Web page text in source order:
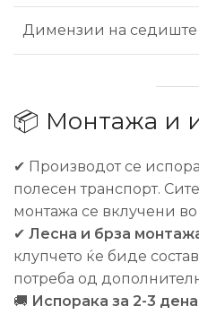
Димензии на седиште
📦 Монтажа и
✔ Производот се
полесен транспорт.
монтажа се вклучени во
✔ Лесна и брза
клупчето ќе биде
потреба од
🚚 Испорака за 2-3